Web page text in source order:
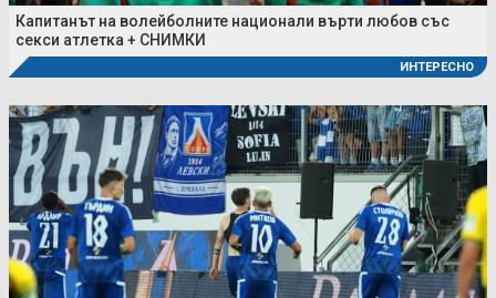
Капитанът на волейболните национали върти любов със
секси атлетка + СНИМКИ
ИНТЕРЕСНО